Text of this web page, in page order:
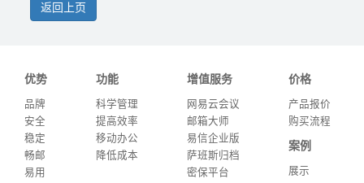
返回上页
优势
品牌
安全
稳定
畅邮
易用
功能
科学管理
提高效率
移动办公
降低成本
增值服务
网易云会议
邮箱大师
易信企业版
萨班斯归档
密保平台
价格
产品报价
购买流程
案例
展示